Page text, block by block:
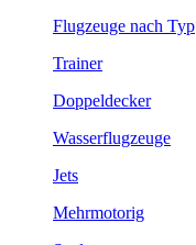
Flugzeuge nach Typ
Trainer
Doppeldecker
Wasserflugzeuge
Jets
Mehrmotorig